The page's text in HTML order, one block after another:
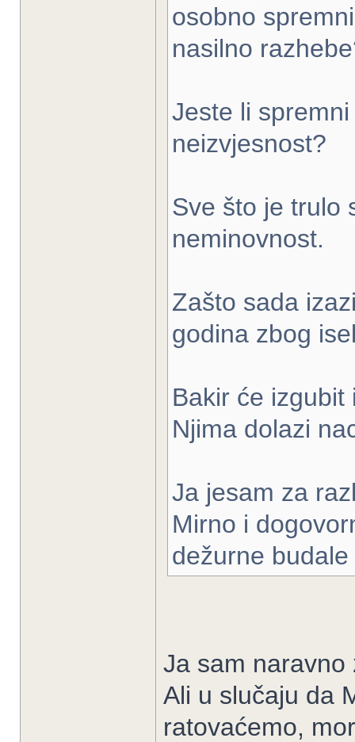
osobno
nasilno
Jeste li
neizvjesnost?
Sve što je trulo
neminovnost.
Zašto sada
godina zbog
Bakir će
Njima dolazi
Ja jesam za
Mirno i
dežurne
Ja sam naravno
Ali u slučaju da
ratovaćemo,